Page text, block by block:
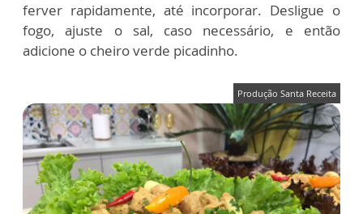
ferver rapidamente, até incorporar. Desligue o
fogo, ajuste o sal, caso necessário, e então
adicione o cheiro verde picadinho.
Produção Santa Receita